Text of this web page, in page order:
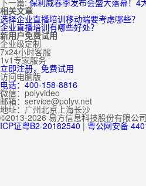
下一篇: 保利威春季发布会盛大落幕！4
相关文章
选择企业直播培训移动端要考虑哪些？
企业直播培训有哪些好处？
新用户免费试用
企业级定制
7x24小时客服
1v1专家服务
立即注册，免费试用
访问电脑版
电话：400-158-8816
微信：polyvideo
邮箱：service@polyv.net
地址： 广州北京 上海长沙
©2013-2026 易方信息科技股份有限公
ICP证粤B2-20182540 | 粤公网安备